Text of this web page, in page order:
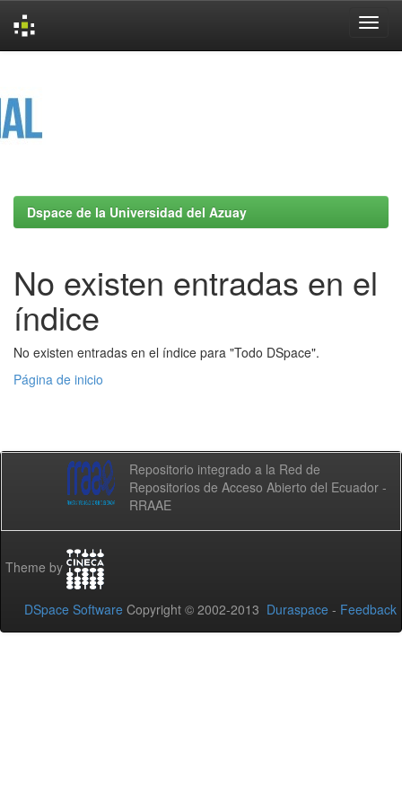
Dspace de la Universidad del Azuay
No existen entradas en el
índice
No existen entradas en el índice para "Todo DSpace".
Página de inicio
Repositorio integrado a la Red de
Repositorios de Acceso Abierto del Ecuador -
RRAAE
Theme by
DSpace Software Copyright © 2002-2013 Duraspace - Feedback